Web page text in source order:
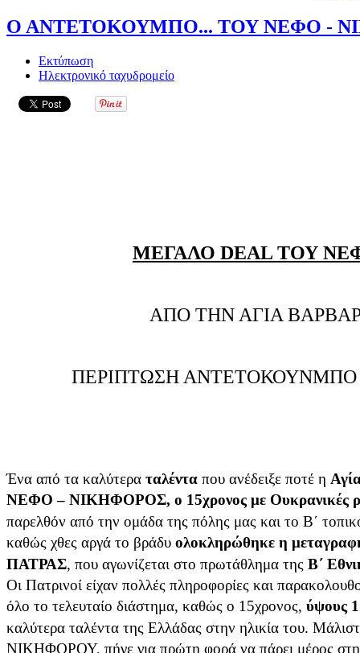
Ο ΑΝΤΕΤΟΚΟΥΜΠΟ... ΤΟΥ ΝΕΦΟ -
Εκτύπωση
Ηλεκτρονικό ταχυδρομείο
ΜΕΓΑΛΟ DEAL ΤΟΥ
ΑΠΟ ΤΗΝ ΑΓΙΑ
ΠΕΡΙΠΤΩΣΗ ΑΝΤΕΤΟΚΟΥΝΜΠΟ
Ένα από τα καλύτερα ταλέντα που ανέδειξε ποτέ η
ΝΕΦΟ – ΝΙΚΗΦΟΡΟΣ, ο 15χρονος με Ουκρανικές
παρελθόν από την ομάδα της πόλης μας και το Β΄
καθώς χθες αργά το βράδυ ολοκληρώθηκε η
ΠΑΤΡΑΣ, που αγωνίζεται στο πρωτάθλημα της Β΄
Οι Πατρινοί είχαν πολλές πληροφορίες και
όλο το τελευταίο διάστημα, καθώς ο 15χρονος, ύψους
καλύτερα ταλέντα της Ελλάδας στην ηλικία του.
ΝΙΚΗΦΟΡΟΥ, πήγε για πρώτη φορά να πάρει μέρος